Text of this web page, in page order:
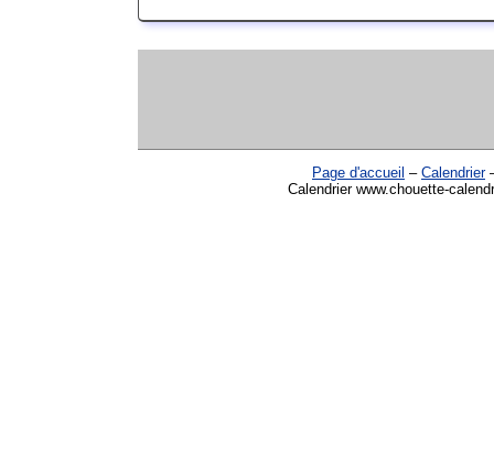
Page d'accueil – Calendrier
Calendrier www.chouette-